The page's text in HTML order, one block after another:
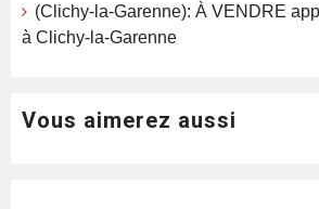
(Clichy-la-Garenne): À VENDRE
à Clichy-la-Garenne
Vous aimerez aussi